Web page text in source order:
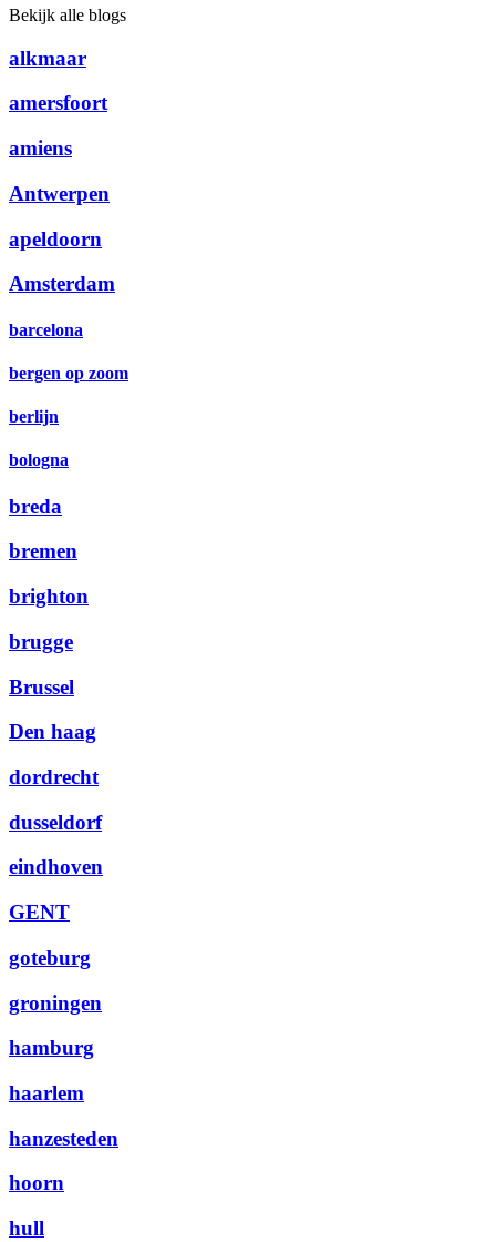
Bekijk alle blogs
alkmaar
amersfoort
amiens
Antwerpen
apeldoorn
Amsterdam
barcelona
bergen op zoom
berlijn
bologna
breda
bremen
brighton
brugge
Brussel
Den haag
dordrecht
dusseldorf
eindhoven
GENT
goteburg
groningen
hamburg
haarlem
hanzesteden
hoorn
hull